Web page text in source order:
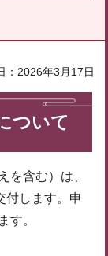
：2026年3月17日
ついて
を含む）は、
付します。申
す。